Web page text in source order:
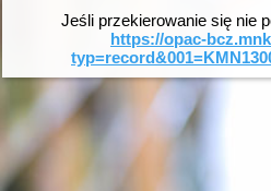
Jeśli przekierowanie się nie
https://opac-